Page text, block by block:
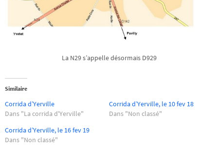
La N29 s’appelle désormais D929
Similaire
Corrida d’Yerville
Dans "La corrida d'Yerville"
Corrida d’Yerville, le 10 fev 18
Dans "Non classé"
Corrida d’Yerville, le 16 fev 19
Dans "Non classé"